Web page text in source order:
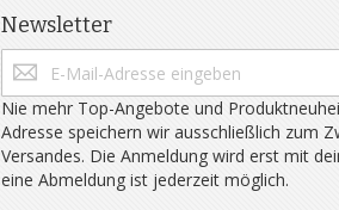
Newsletter
Nie mehr Top-Angebote und
Adresse speichern wir ausschließlich zum
Versandes. Die Anmeldung wird erst mit
eine Abmeldung ist jederzeit möglich.